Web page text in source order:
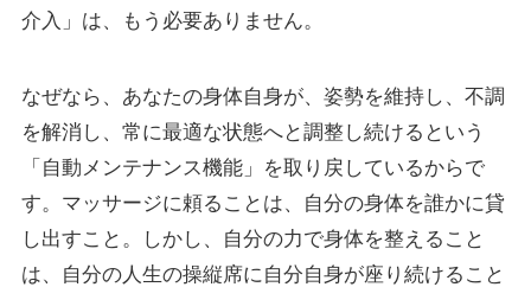
介入」は、もう必要ありません。
なぜなら、あなたの身体自身が、姿勢を維持し、不調
を解消し、常に最適な状態へと調整し続けるという
「自動メンテナンス機能」を取り戻しているからで
す。マッサージに頼ることは、自分の身体を誰かに貸
し出すこと。しかし、自分の力で身体を整えること
は、自分の人生の操縦席に自分自身が座り続けること